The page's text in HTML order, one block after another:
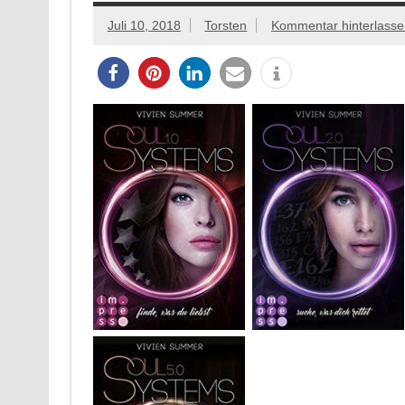
Juli 10, 2018 Torsten Kommentar